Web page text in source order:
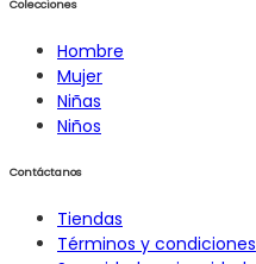
Colecciones
Hombre
Mujer
Niñas
Niños
Contáctanos
Tiendas
Términos y condiciones